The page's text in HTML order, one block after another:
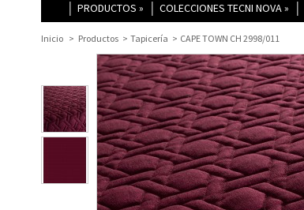
PRODUCTOS » COLECCIONES TECNI NOVA»
Inicio > Productos > Tapicería > CAPE TOWN CH 2998/011